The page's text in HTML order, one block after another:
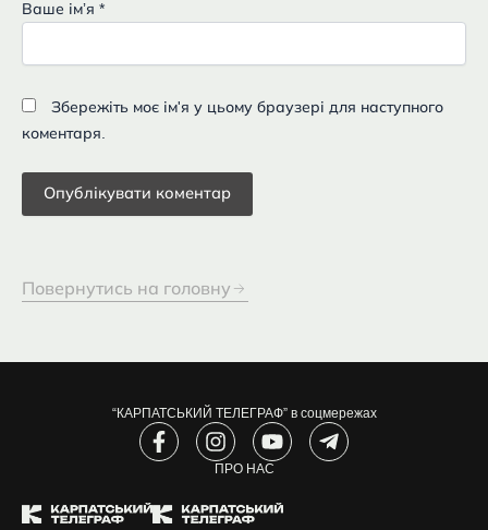
Ваше імʼя *
Збережіть моє ім'я у цьому браузері для наступного
коментаря.
Повернутись на головну
“КАРПАТСЬКИЙ ТЕЛЕГРАФ” в соцмережах
F
a
b
I
n
s
a
Y
o
u
t
u
T
e
ПРО НАС